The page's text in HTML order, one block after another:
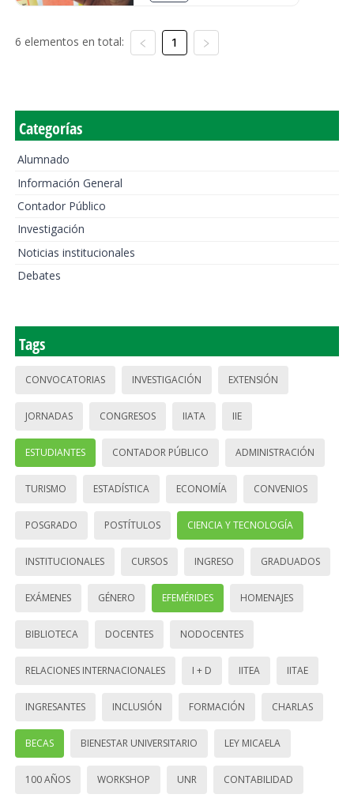
6 elementos en total: 1
Categorías
Alumnado
Información General
Contador Público
Investigación
Noticias institucionales
Debates
Tags
CONVOCATORIAS INVESTIGACIÓN EXTENSIÓN
JORNADAS CONGRESOS IIATA IIE
ESTUDIANTES CONTADOR PÚBLICO ADMINISTRACIÓN
TURISMO ESTADÍSTICA ECONOMÍA CONVENIOS
POSGRADO POSTÍTULOS CIENCIA Y TECNOLOGÍA
INSTITUCIONALES CURSOS INGRESO GRADUADOS
EXÁMENES GÉNERO EFEMÉRIDES HOMENAJES
BIBLIOTECA DOCENTES NODOCENTES
RELACIONES INTERNACIONALES I + D IITEA IITAE
INGRESANTES INCLUSIÓN FORMACIÓN CHARLAS
BECAS BIENESTAR UNIVERSITARIO LEY MICAELA
100 AÑOS WORKSHOP UNR CONTABILIDAD